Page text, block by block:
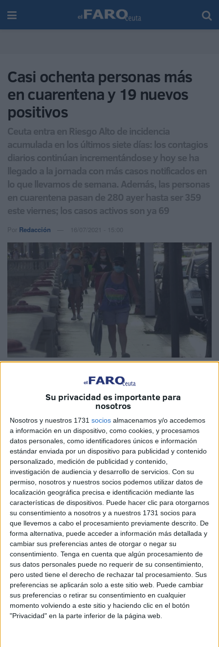
Su privacidad es importante para
nosotros
Nosotros y nuestros 1731 socios almacenamos y/o accedemos
a información en un dispositivo, como cookies, y procesamos
datos personales, como identificadores únicos e información
estándar enviada por un dispositivo para publicidad y contenido
personalizado, medición de publicidad y contenido,
investigación de audiencia y desarrollo de servicios. Con su
permiso, nosotros y nuestros socios podemos utilizar datos de
localización geográfica precisa e identificación mediante las
características de dispositivos. Puede hacer clic para otorgarnos
su consentimiento a nosotros y a nuestros 1731 socios para
que llevemos a cabo el procesamiento previamente descrito. De
forma alternativa, puede acceder a información más detallada y
cambiar sus preferencias antes de otorgar o negar su
consentimiento. Tenga en cuenta que algún procesamiento de
sus datos personales puede no requerir de su consentimiento,
pero usted tiene el derecho de rechazar tal procesamiento. Sus
preferencias se aplicarán solo a este sitio web. Puede cambiar
sus preferencias o retirar su consentimiento en cualquier
momento volviendo a este sitio y haciendo clic en el botón
"Privacidad" en la parte inferior de la página web.
Casi ochenta personas más
en cuarentena y 19 nuevos
positivos
Ceuta entra en Riesgo Alto de incidencia
acumulada en los últimos siete días: los contagios
diarios continúan incrementándose y hoy se ha
llegado a la jornada con más casos notificados en
lo que llevamos de semana. Además, las personas
en cuarentena pasan de 280 ayer hasta ser 359
este viernes; los casos activos son ya 69
Por Redacción 16/07/2021 - 15:00
El jefe de Medicina Preventiva del Hospital Universitario,
Julián Dominguez,pronosticaba en una entrevista
publicada esta mañana enEl Faro de Ceutaque
llegaríamos a superar los 150 casos de coronavirusa
final de mes. Horas después, laConsejería de Sanidad
comunicaba 19nuevos positivosdiagnosticados hasta
las 00:00 horas de ayer. La incidencia de contagios entre
los ceutíes mantiene una línea ascendente que se ha
intensificado, principalmente, durante esta semana. Sin
embargo, la situación de Ceuta sigue siendo buena si la
comparamos con la de otras regiones del país, aunque es
cierto que hoy la ciudad entra en el nivel de Riesgo Alto
para la incidencia acumulada en los últimos 7 días (76,01).
Con prácticamente el doble de mujeres que hombres
contagiados (12 en el primer caso y 7 en el segundo), el
tramo de edad mayoritario para los contagios ha sido el de